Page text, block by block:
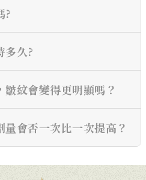
?
多久?
紋會變得更明顯嗎？
會否一次比一次提高？